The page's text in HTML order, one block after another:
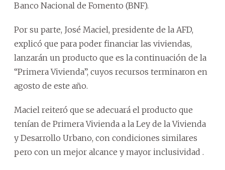
Banco Nacional de Fomento (BNF).
Por su parte, José Maciel, presidente de la AFD,
explicó que para poder financiar las viviendas,
lanzarán un producto que es la continuación de la
“Primera Vivienda”, cuyos recursos terminaron en
agosto de este año.
Maciel reiteró que se adecuará el producto que
tenían de Primera Vivienda a la Ley de la Vivienda
y Desarrollo Urbano, con condiciones similares
pero con un mejor alcance y mayor inclusividad .